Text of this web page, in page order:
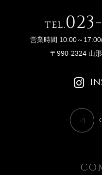
tel.
営業時間 10:00～
〒990-2324 山